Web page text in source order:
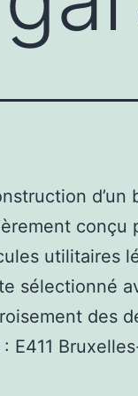
conçu
utilitaires
sélectionné
des
E411